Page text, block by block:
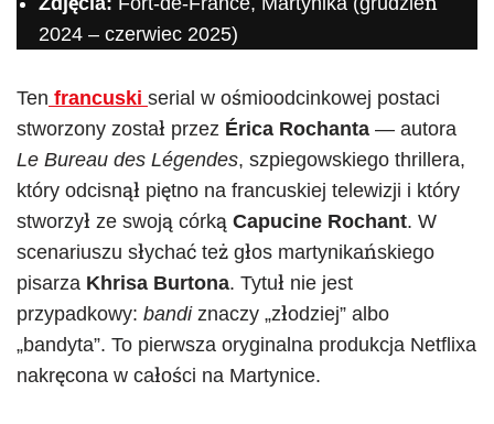
2024 – czerwiec 2025)
Ten francuski serial w ośmioodcinkowej postaci
stworzony został przez Érica Rochanta — autora
Le Bureau des Légendes, szpiegowskiego thrillera,
który odcisnął piętno na francuskiej telewizji i który
stworzył ze swoją córką Capucine Rochant. W
scenariuszu słychać też głos martynikańskiego
pisarza Khrisa Burtona. Tytuł nie jest
przypadkowy: bandiznaczy „złodziej” albo
„bandyta”. To pierwsza oryginalna produkcja Netflixa
nakręcona w całości na Martynice.